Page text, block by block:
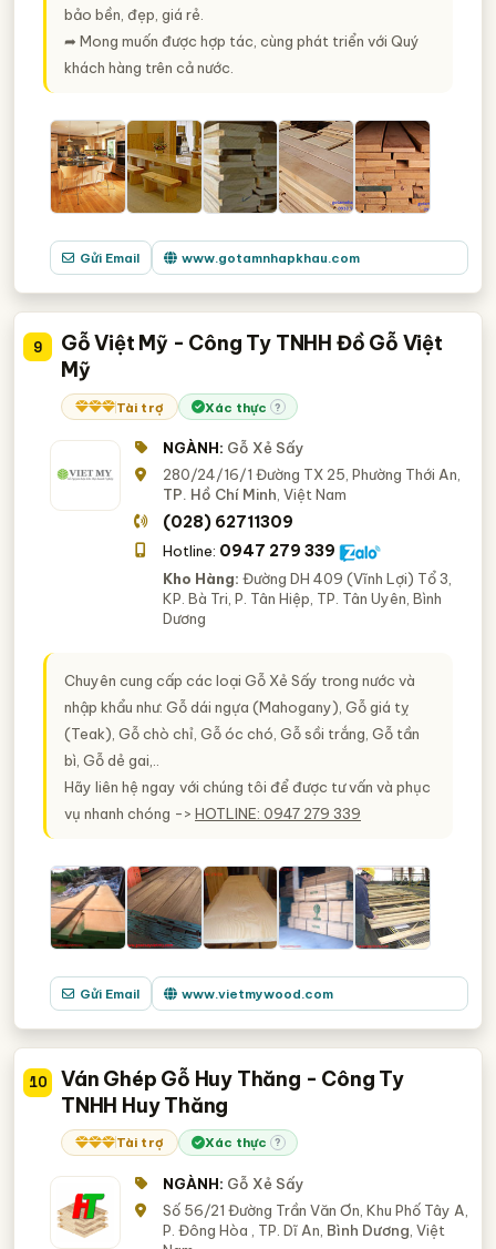
bảo bền, đẹp, giá rẻ.
➦ Mong muốn được hợp tác, cùng phát triển với Quý
khách hàng trên cả nước.
Gửi Email www.gotamnhapkhau.com
9
Gỗ Việt Mỹ - Công Ty TNHH Đồ Gỗ Việt
Mỹ
Tài trợ Xác thực ?
NGÀNH: Gỗ Xẻ Sấy
280/24/16/1 Đường TX 25, Phường Thới An,
TP. Hồ Chí Minh , Việt Nam
(028) 62711309
Hotline: 0947 279 339
Kho Hàng: Đường DH 409 (Vĩnh Lợi) Tổ 3,
KP. Bà Tri, P. Tân Hiệp, TP. Tân Uyên, Bình
Dương
Chuyên cung cấp các loại Gỗ Xẻ Sấy trong nước và
nhập khẩu như: Gỗ dái ngựa (Mahogany), Gỗ giá tỵ
(Teak), Gỗ chò chỉ, Gỗ óc chó, Gỗ sồi trắng, Gỗ tần
bì, Gỗ dẻ gai,..
Hãy liên hệ ngay với chúng tôi để được tư vấn và phục
vụ nhanh chóng -> HOTLINE: 0947 279 339
Gửi Email www.vietmywood.com
10
Ván Ghép Gỗ Huy Thăng - Công Ty
TNHH Huy Thăng
Tài trợ Xác thực ?
NGÀNH: Gỗ Xẻ Sấy
Số 56/21 Đường Trần Văn Ơn, Khu Phố Tây A,
P. Đông Hòa , TP. Dĩ An, Bình Dương , Việt